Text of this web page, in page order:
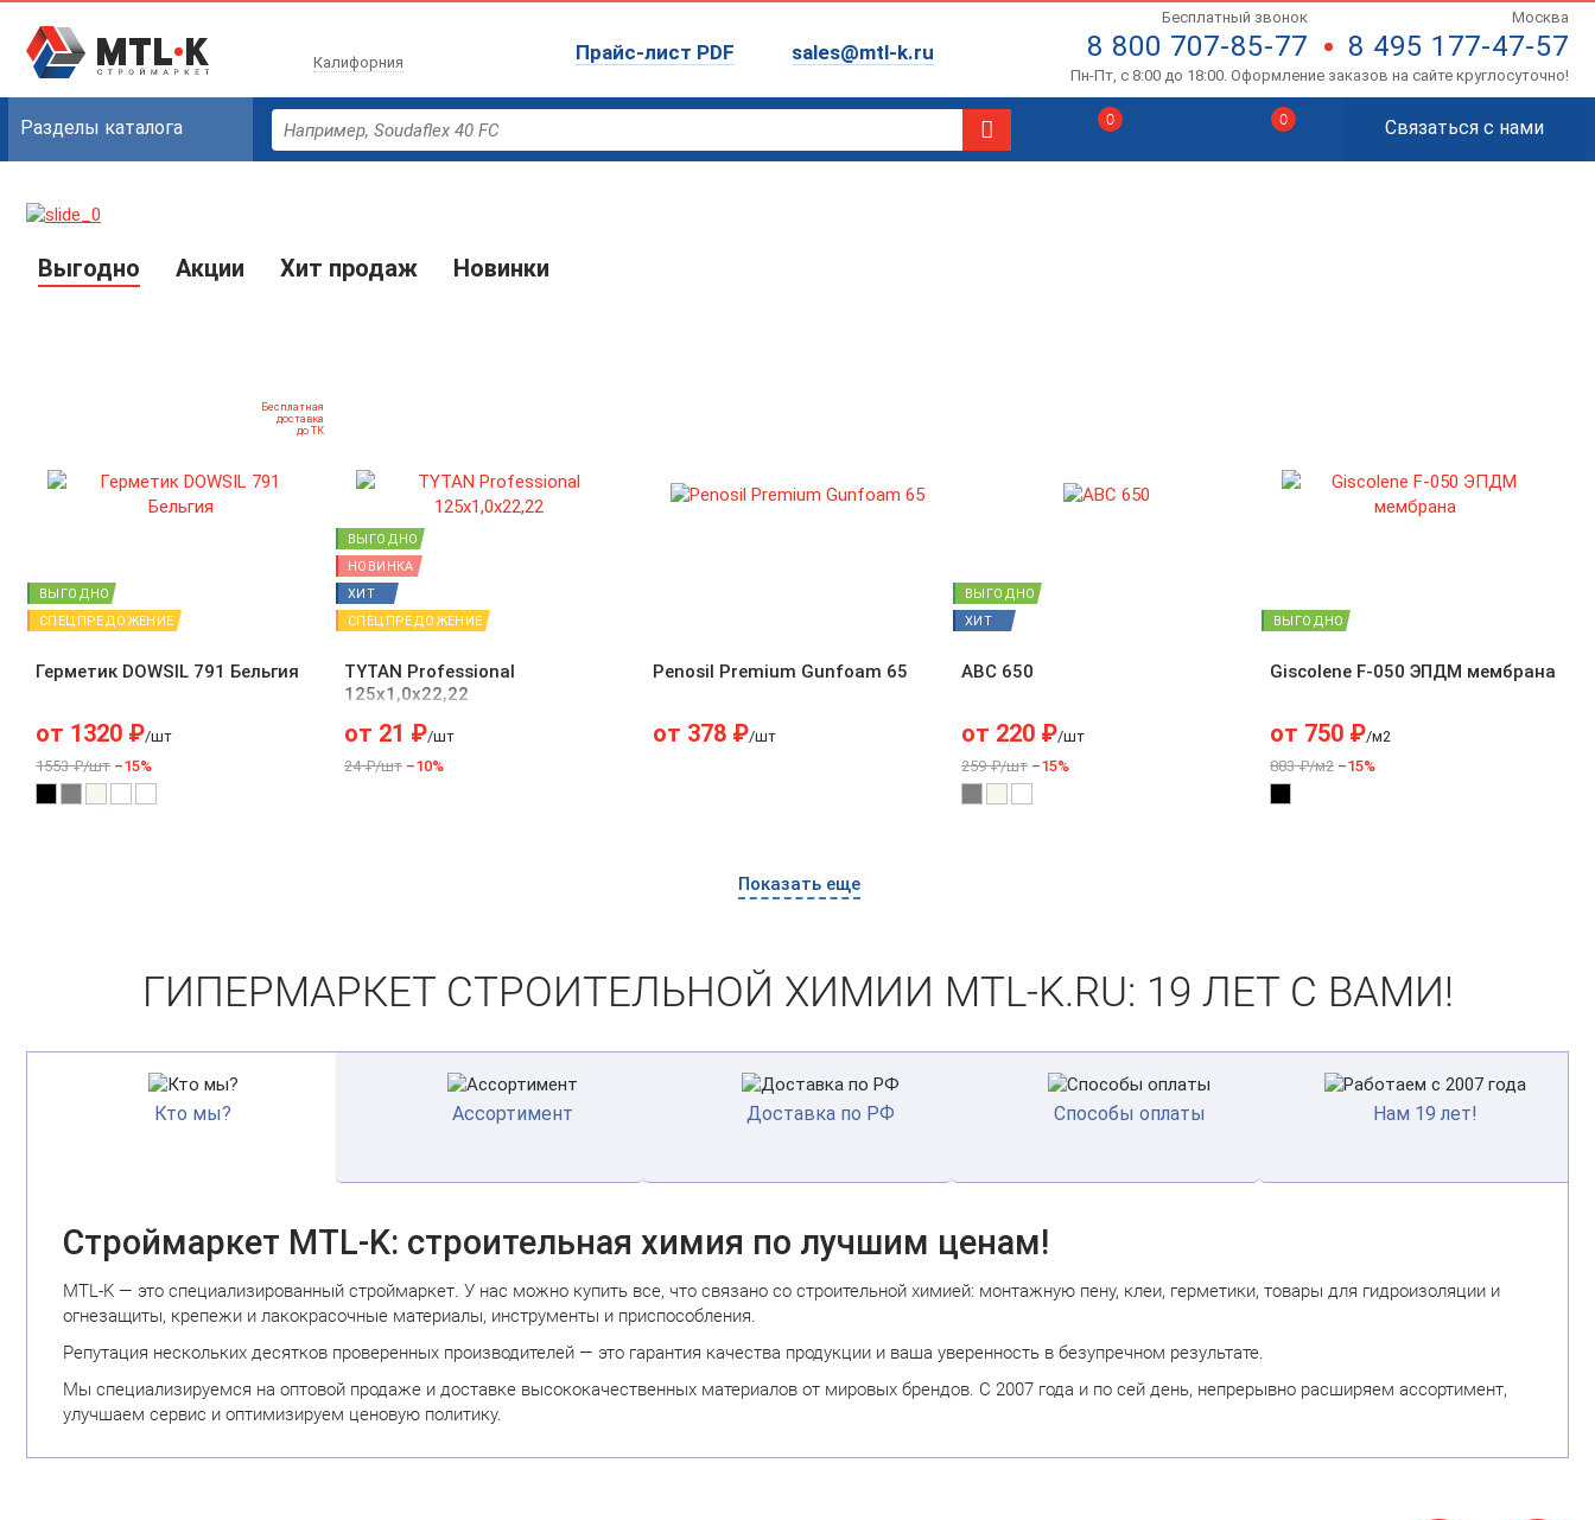
Калифорния Прайс-лист PDF sales@mtl-k.ru
Москва
8 495 177-47-57
Бесплатный звонок
8 800 707-85-77
Пн-Пт, с 8:00 до 18:00. Оформление заказов на сайте круглосуточно!
Разделы каталога Связаться с нами
0 0
ВЫГОДНО
СПЕЦПРЕДОЖЕНИЕ
Бесплатная
доставка
до ТК
Герметик DOWSIL 791 Бельгия
от 1320 ₽/шт
1553 ₽/шт –15%
ВЫГОДНО
НОВИНКА
ХИТ
СПЕЦПРЕДОЖЕНИЕ
TYTAN Professional
125х1,0х22,22
от 21 ₽/шт
24 ₽/шт –10%
Penosil Premium Gunfoam 65
от 378 ₽/шт
ВЫГОДНО
ХИТ
ABC 650
от 220 ₽/шт
259 ₽/шт –15%
ВЫГОДНО
Giscolene F-050 ЭПДМ мембрана
от 750 ₽/м2
883 ₽/м2 –15%
Показать еще
Выгодно Акции Хит продаж Новинки
ГИПЕРМАРКЕТ СТРОИТЕЛЬНОЙ ХИМИИ MTL-K.RU: 19 ЛЕТ С ВАМИ!
Кто мы? Ассортимент Доставка по РФ Способы оплаты Нам 19 лет!
Строймаркет MTL-K: строительная химия по лучшим ценам!
MTL-K — это специализированный строймаркет. У нас можно купить все, что связано со строительной химией: монтажную пену, клеи, герметики, товары для гидроизоляции и
огнезащиты, крепежи и лакокрасочные материалы, инструменты и приспособления.
Репутация нескольких десятков проверенных производителей — это гарантия качества продукции и ваша уверенность в безупречном результате.
Мы специализируемся на оптовой продаже и доставке высококачественных материалов от мировых брендов. С 2007 года и по сей день, непрерывно расширяем ассортимент,
улучшаем сервис и оптимизируем ценовую политику.